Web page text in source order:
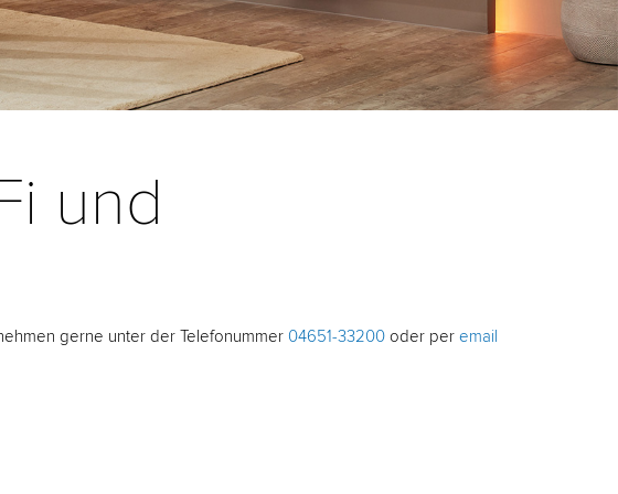
und
gerne unter der Telefonummer 04651-33200 oder per email